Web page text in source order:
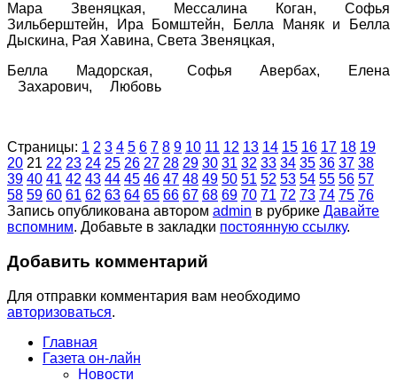
Мара Звеняцкая, Мессалина Коган, Софья
Зильберштейн, Ира Бомштейн, Белла Маняк и Белла
Дыскина, Рая Хавина, Света Звеняцкая,
Белла Мадорская, Софья Авербах, Елена
Захарович, Любовь
Страницы: 1 2 3 4 5 6 7 8 9 10 11 12 13 14 15 16 17 18 19
20 21 22 23 24 25 26 27 28 29 30 31 32 33 34 35 36 37 38
39 40 41 42 43 44 45 46 47 48 49 50 51 52 53 54 55 56 57
58 59 60 61 62 63 64 65 66 67 68 69 70 71 72 73 74 75 76
Запись опубликована автором admin в рубрике Давайте
вспомним. Добавьте в закладки постоянную ссылку.
Добавить комментарий
Для отправки комментария вам необходимо
авторизоваться.
Главная
Газета он-лайн
Новости